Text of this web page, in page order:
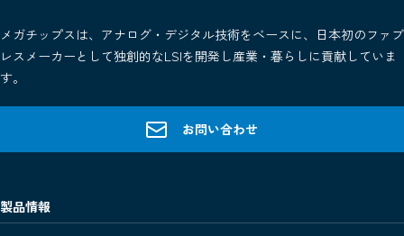
メガチップスは、アナログ・デジタル技術をベースに、日本初のファブ
レスメーカーとして独創的なLSIを開発し産業・暮らしに貢献していま
す。
お問い合わせ
製品情報